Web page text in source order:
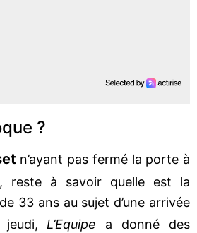
?
n’ayant pas fermé la porte à
, reste à savoir quelle est la
33 ans au sujet d’une arrivée
L’Equipe a donné des